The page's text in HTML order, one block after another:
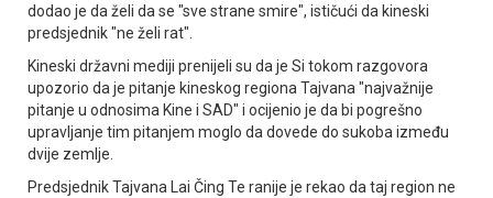
dodao je da želi da se "sve strane smire", ističući da kineski
predsjednik "ne želi rat".
Kineski državni mediji prenijeli su da je Si tokom razgovora
upozorio da je pitanje kineskog regiona Tajvana "najvažnije
pitanje u odnosima Kine i SAD" i ocijenio je da bi pogrešno
upravljanje tim pitanjem moglo da dovede do sukoba između
dvije zemlje.
Predsjednik Tajvana Lai Čing Te ranije je rekao da taj region ne